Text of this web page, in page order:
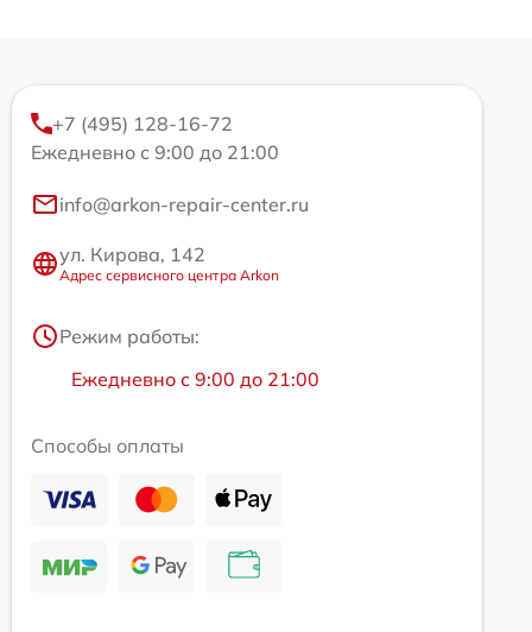
+7 (495) 128-16-72
Ежедневно с 9:00 до 21:00
info@arkon-repair-center.ru
ул. Кирова, 142
Адрес сервисного центра Arkon
Режим работы:
Ежедневно с 9:00 до 21:00
Способы оплаты